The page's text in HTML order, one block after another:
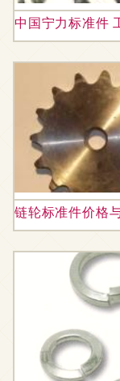
中国宁力标准件
链轮标准件价格